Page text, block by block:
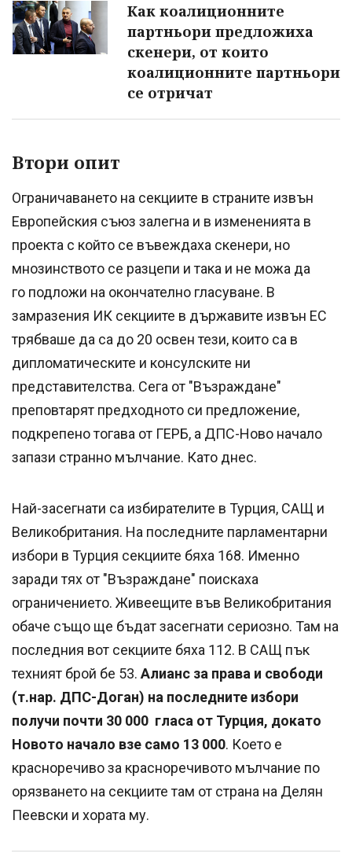
Как коалиционните
партньори предложиха
скенери, от които
коалиционните партньори
се отричат
Втори опит
Ограничаването на секциите в страните извън
Европейския съюз залегна и в измененията в
проекта с който се въвеждаха скенери, но
мнозинството се разцепи и така и не можа да
го подложи на окончателно гласуване. В
замразения ИК секциите в държавите извън ЕС
трябваше да са до 20 освен тези, които са в
дипломатическите и консулските ни
представителства. Сега от "Възраждане"
преповтарят предходното си предложение,
подкрепено тогава от ГЕРБ, а ДПС-Ново начало
запази странно мълчание. Като днес.
Най-засегнати са избирателите в Турция, САЩ и
Великобритания. На последните парламентарни
избори в Турция секциите бяха 168. Именно
заради тях от "Възраждане" поискаха
ограничението. Живеещите във Великобритания
обаче също ще бъдат засегнати сериозно. Там на
последния вот секциите бяха 112. В САЩ пък
техният брой бе 53. Алианс за права и свободи
(т.нар. ДПС-Доган) на последните избори
получи почти 30 000 гласа от Турция, докато
Новото начало взе само 13 000. Което е
красноречиво за красноречивото мълчание по
орязването на секциите там от страна на Делян
Пеевски и хората му.